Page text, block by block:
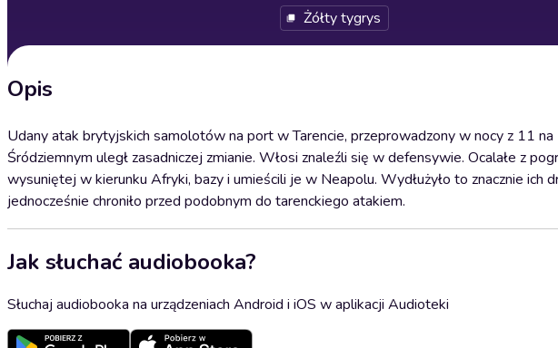
Żółty tygrys
Opis
Udany atak brytyjskich samolotów na port w Tarencie, przeprowadzony w nocy z 11 na
Śródziemnym uległ zasadniczej zmianie. Włosi znaleźli się w defensywie. Ocalałe z
wysuniętej w kierunku Afryki, bazy i umieścili je w Neapolu. Wydłużyło to znacznie ich
jednocześnie chroniło przed podobnym do tarenckiego atakiem.
Jak słuchać audiobooka?
Słuchaj audiobooka na urządzeniach Android i iOS w aplikacji Audioteki